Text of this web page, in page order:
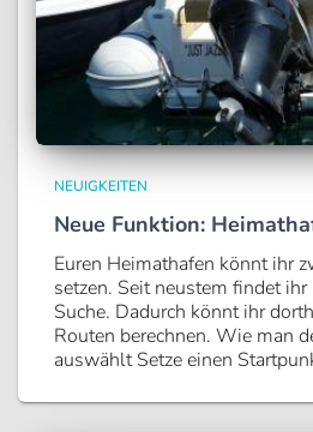
NEUIGKEITEN
Neue Funktion:
Euren Heimathafen könnt ihr
setzen. Seit neustem findet
Suche. Dadurch könnt ihr
Routen berechnen. Wie man
auswählt Setze einen